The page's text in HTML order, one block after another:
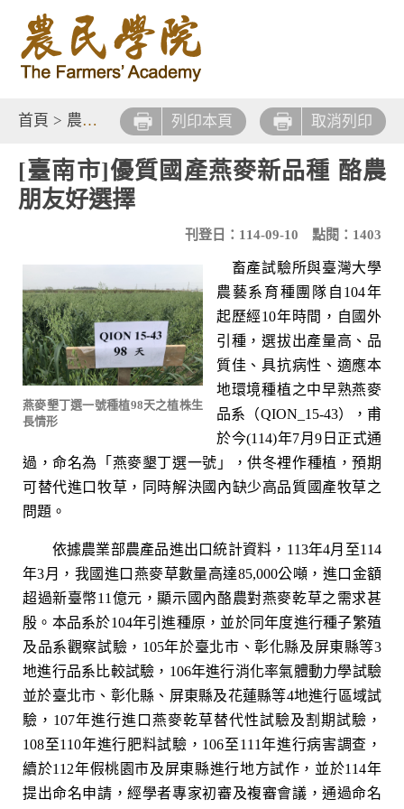
首頁 > 農業新知 > 農業焦點 取消列印
列印本頁
[臺南市]優質國產燕麥新品種 酪農
朋友好選擇
刊登日：114-09-10 點閱：1403
燕麥墾丁選一號種植98天之植株生
長情形
畜產試驗所與臺灣大學
農藝系育種團隊自104年
起歷經10年時間，自國外
引種，選拔出產量高、品
質佳、具抗病性、適應本
地環境種植之中早熟燕麥
品系（QION_15-43），甫
於今(114)年7月9日正式通
過，命名為「燕麥墾丁選一號」，供冬裡作種植，預期
可替代進口牧草，同時解決國內缺少高品質國產牧草之
問題。
依據農業部農產品進出口統計資料，113年4月至114
年3月，我國進口燕麥草數量高達85,000公噸，進口金額
超過新臺幣11億元，顯示國內酪農對燕麥乾草之需求甚
殷。本品系於104年引進種原，並於同年度進行種子繁殖
及品系觀察試驗，105年於臺北市、彰化縣及屏東縣等3
地進行品系比較試驗，106年進行消化率氣體動力學試驗
並於臺北市、彰化縣、屏東縣及花蓮縣等4地進行區域試
驗，107年進行進口燕麥乾草替代性試驗及割期試驗，
108至110年進行肥料試驗，106至111年進行病害調查，
續於112年假桃園市及屏東縣進行地方試作，並於114年
提出命名申請，經學者專家初審及複審會議，通過命名